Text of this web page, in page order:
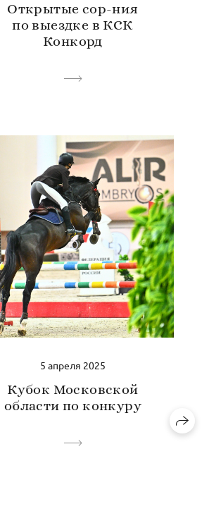
Открытые сор-ния
по выездке в КСК
Конкорд
5 апреля 2025
Кубок Московской
области по конкуру